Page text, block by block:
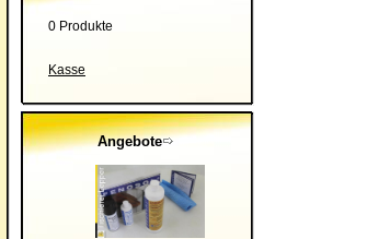
0 Produkte
Kasse
Angebote